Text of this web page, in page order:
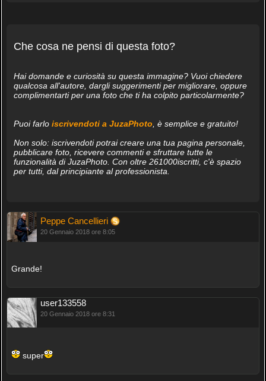
Che cosa ne pensi di questa foto?
Hai domande e curiosità su questa immagine? Vuoi chiedere
qualcosa all'autore, dargli suggerimenti per migliorare, oppure
complimentarti per una foto che ti ha colpito particolarmente?
Puoi farlo iscrivendoti a JuzaPhoto , è semplice e gratuito!
Non solo: iscrivendoti potrai creare una tua pagina personale,
pubblicare foto, ricevere commenti e sfruttare tutte le
funzionalità di JuzaPhoto. Con oltre 261000iscritti, c'è spazio
per tutti, dal principiante al professionista.
Peppe Cancellieri
20 Gennaio 2018 ore 8:05
Grande!
user133558
20 Gennaio 2018 ore 8:31
super